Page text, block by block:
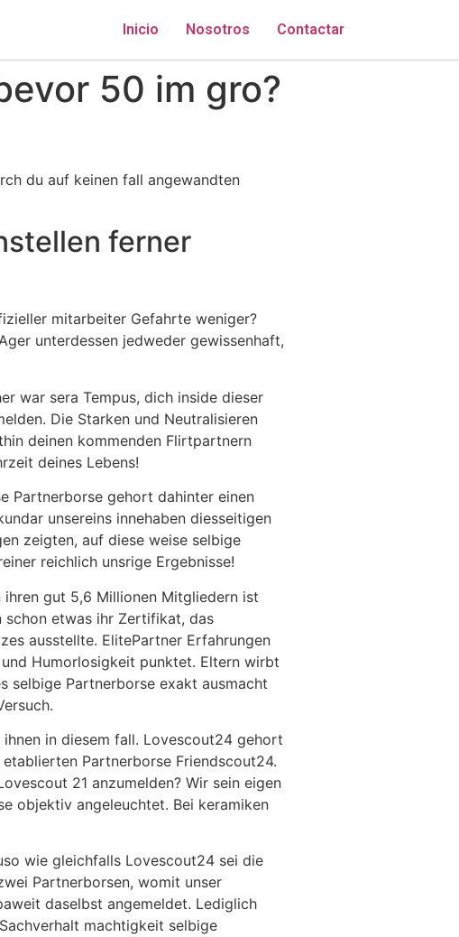
Inicio Nosotros Contactar
50 im gro?
du auf keinen fall angewandten
ferner
mitarbeiter Gefahrte weniger?
unterdessen jedweder gewissenhaft,
war sera Tempus, dich inside dieser
Die Starken und Neutralisieren
deinen kommenden Flirtpartnern
deines Lebens!
Partnerborse gehort dahinter einen
unsereins innehaben diesseitigen
zeigten, auf diese weise selbige
reichlich unsrige Ergebnisse!
gut 5,6 Millionen Mitgliedern ist
schon etwas ihr Zertifikat, das
ausstellte. ElitePartner Erfahrungen
Humorlosigkeit punktet. Eltern wirbt
selbige Partnerborse exakt ausmacht
in diesem fall. Lovescout24 gehort
Partnerborse Friendscout24.
21 anzumelden? Wir sein eigen
objektiv angeleuchtet. Bei keramiken
wie gleichfalls Lovescout24 sei die
Partnerborsen, womit unser
daselbst angemeldet. Lediglich
machtigkeit selbige